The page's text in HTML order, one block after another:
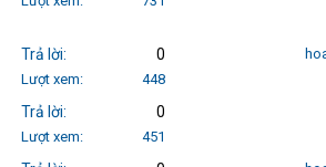
Trả lời 0
Lượt xem 448
Trả lời 0
Lượt xem 451